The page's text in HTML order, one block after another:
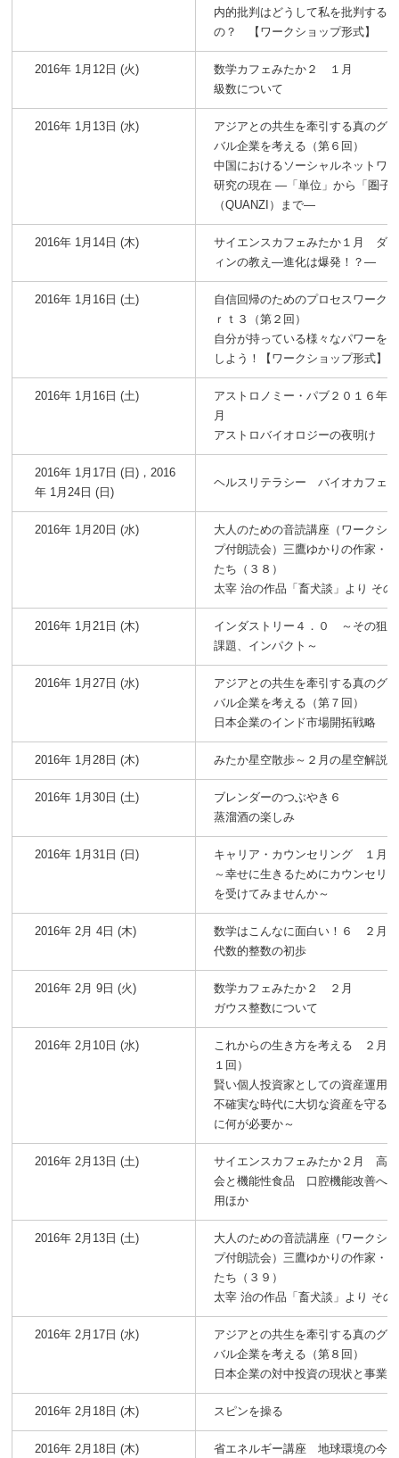
内的批判はどうして私を批判する
の？ 【ワークショップ形式】
2016年 1月12日 (火)
数学カフェみたか２ １月
級数について
2016年 1月13日 (水)
アジアとの共生を牽引する真のグ
バル企業を考える（第６回）
中国におけるソーシャルネットワ
研究の現在 ―「単位」から「圏子
（QUANZI）まで―
2016年 1月14日 (木)
サイエンスカフェみたか１月 ダ
ィンの教え―進化は爆発！？―
2016年 1月16日 (土)
自信回帰のためのプロセスワーク
ｒｔ３（第２回）
自分が持っている様々なパワーを
しよう！【ワークショップ形式】
2016年 1月16日 (土)
アストロノミー・パブ２０１６年１
月
アストロバイオロジーの夜明け
2016年 1月17日 (日)，2016
年 1月24日 (日)
ヘルスリテラシー バイオカフェ
2016年 1月20日 (水)
大人のための音読講座（ワークシ
プ付朗読会）三鷹ゆかりの作家・
たち（３８）
太宰 治の作品「畜犬談」より その
2016年 1月21日 (木)
インダストリー４．０ ～その狙
課題、インパクト～
2016年 1月27日 (水)
アジアとの共生を牽引する真のグ
バル企業を考える（第７回）
日本企業のインド市場開拓戦略
2016年 1月28日 (木) みたか星空散歩～２月の星空解説～
2016年 1月30日 (土)
ブレンダーのつぶやき６
蒸溜酒の楽しみ
2016年 1月31日 (日)
キャリア・カウンセリング １月
～幸せに生きるためにカウンセリ
を受けてみませんか～
2016年 2月 4日 (木)
数学はこんなに面白い！６ ２月
代数的整数の初歩
2016年 2月 9日 (火)
数学カフェみたか２ ２月
ガウス整数について
2016年 2月10日 (水)
これからの生き方を考える ２月
１回）
賢い個人投資家としての資産運用
不確実な時代に大切な資産を守る
に何が必要か～
2016年 2月13日 (土)
サイエンスカフェみたか２月 高
会と機能性食品 口腔機能改善へ
用ほか
2016年 2月13日 (土)
大人のための音読講座（ワークシ
プ付朗読会）三鷹ゆかりの作家・
たち（３９）
太宰 治の作品「畜犬談」より その
2016年 2月17日 (水)
アジアとの共生を牽引する真のグ
バル企業を考える（第８回）
日本企業の対中投資の現状と事業
2016年 2月18日 (木) スピンを操る
2016年 2月18日 (木) 省エネルギー講座 地球環境の今